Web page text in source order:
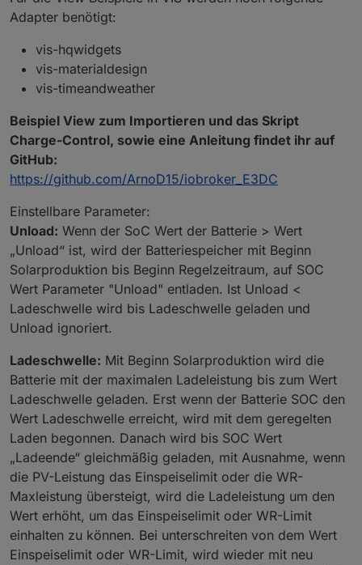
Adapter benötigt:
vis-hqwidgets
vis-materialdesign
vis-timeandweather
Beispiel View zum Importieren und das Skript
Charge-Control, sowie eine Anleitung findet ihr auf
GitHub:
https://github.com/ArnoD15/iobroker_E3DC
Einstellbare Parameter:
Unload: Wenn der SoC Wert der Batterie > Wert
„Unload“ ist, wird der Batteriespeicher mit Beginn
Solarproduktion bis Beginn Regelzeitraum, auf SOC
Wert Parameter "Unload" entladen. Ist Unload <
Ladeschwelle wird bis Ladeschwelle geladen und
Unload ignoriert.
Ladeschwelle: Mit Beginn Solarproduktion wird die
Batterie mit der maximalen Ladeleistung bis zum Wert
Ladeschwelle geladen. Erst wenn der Batterie SOC den
Wert Ladeschwelle erreicht, wird mit dem geregelten
Laden begonnen. Danach wird bis SOC Wert
„Ladeende“ gleichmäßig geladen, mit Ausnahme, wenn
die PV-Leistung das Einspeiselimit oder die WR-
Maxleistung übersteigt, wird die Ladeleistung um den
Wert erhöht, um das Einspeiselimit oder WR-Limit
einhalten zu können. Bei unterschreiten von dem Wert
Einspeiselimit oder WR-Limit, wird wieder mit neu